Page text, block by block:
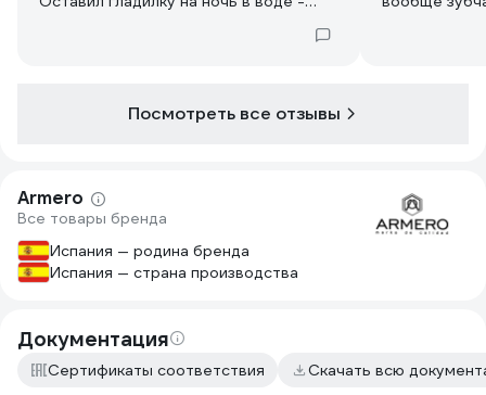
Посмотреть все отзывы
Armero
Все товары бренда
Испания — родина бренда
Испания — страна производства
Документация
Сертификаты соответствия Скачать всю